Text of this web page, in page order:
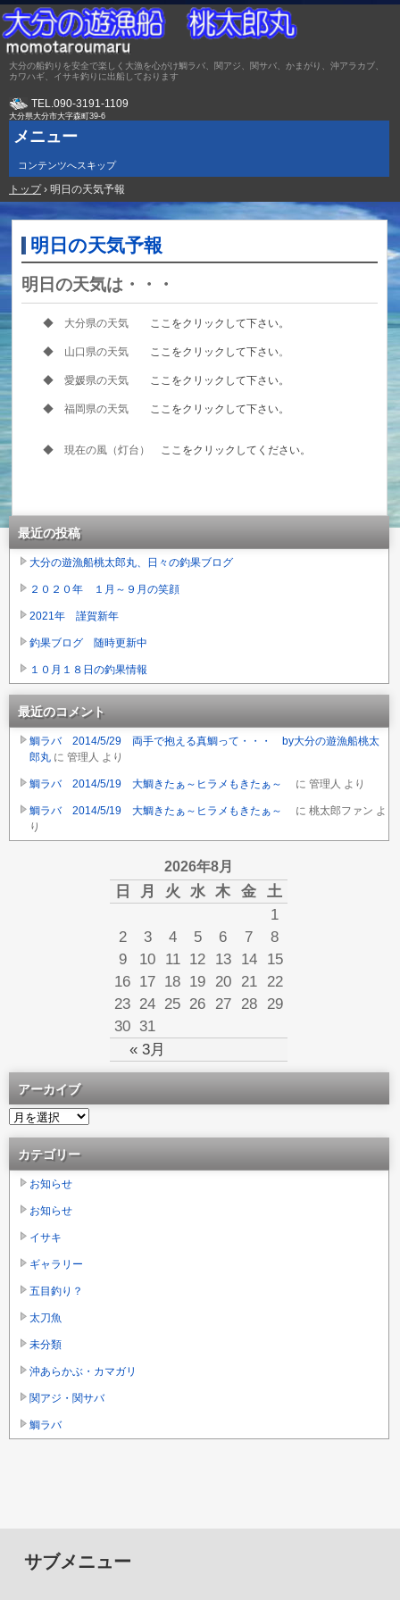
大分の船釣りを安全で楽しく大漁を心がけ鯛ラバ、関アジ、関サバ、かまがり、沖アラカブ、
カワハギ、イサキ釣りに出船しております
TEL.090-3191-1109
大分県大分市大字森町39-6
メニュー
コンテンツへスキップ
トップ › 明日の天気予報
明日の天気予報
明日の天気は・・・
◆ 大分県の天気 ここをクリックして下さい。
◆ 山口県の天気 ここをクリックして下さい。
◆ 愛媛県の天気 ここをクリックして下さい。
◆ 福岡県の天気 ここをクリックして下さい。
◆ 現在の風（灯台） ここをクリックしてください。
最近の投稿
大分の遊漁船桃太郎丸、日々の釣果ブログ
２０２０年 １月～９月の笑顔
2021年 謹賀新年
釣果ブログ 随時更新中
１０月１８日の釣果情報
最近のコメント
鯛ラバ 2014/5/29 両手で抱える真鯛って・・・ by大分の遊漁船桃太
郎丸 に 管理人 より
鯛ラバ 2014/5/19 大鯛きたぁ～ヒラメもきたぁ～ に 管理人 より
鯛ラバ 2014/5/19 大鯛きたぁ～ヒラメもきたぁ～ に 桃太郎ファン よ
り
2026年8月
日 月 火 水 木 金 土
« 3月
1
2
3 4 5 6 7
8
9
10 11 12 13 14
15
16 17 18 19 20 21
22
23 24 25 26 27 28
29
30 31
アーカイブ
カテゴリー
お知らせ
お知らせ
イサキ
ギャラリー
五目釣り？
太刀魚
未分類
沖あらかぶ・カマガリ
関アジ・関サバ
鯛ラバ
サブメニュー